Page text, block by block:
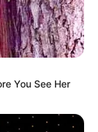
You See Her